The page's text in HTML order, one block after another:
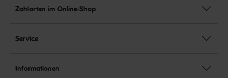
Zahlarten im Online-Shop
Service
Informationen